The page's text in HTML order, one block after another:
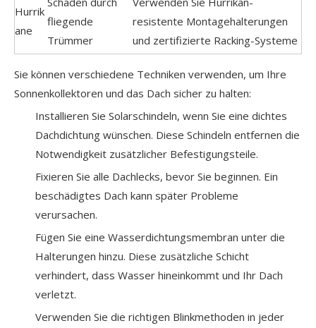
Hurrik
ane
fliegende
Trümmer
resistente Montagehalterungen
und zertifizierte Racking-Systeme
Sie können verschiedene Techniken verwenden, um Ihre
Sonnenkollektoren und das Dach sicher zu halten:
Installieren Sie Solarschindeln, wenn Sie eine dichtes
Dachdichtung wünschen. Diese Schindeln entfernen die
Notwendigkeit zusätzlicher Befestigungsteile.
Fixieren Sie alle Dachlecks, bevor Sie beginnen. Ein
beschädigtes Dach kann später Probleme
verursachen.
Fügen Sie eine Wasserdichtungsmembran unter die
Halterungen hinzu. Diese zusätzliche Schicht
verhindert, dass Wasser hineinkommt und Ihr Dach
verletzt.
Verwenden Sie die richtigen Blinkmethoden in jeder